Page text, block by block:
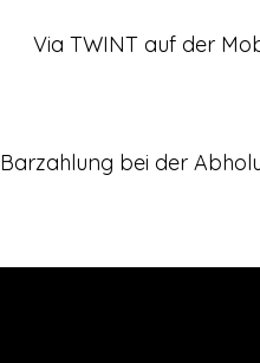
Via TWINT auf der
Barzahlung bei der